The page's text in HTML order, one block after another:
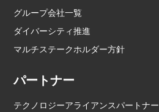
グループ会社一覧
ダイバーシティ推進
マルチステークホルダー方針
パートナー
テクノロジーアライアンスパートナー